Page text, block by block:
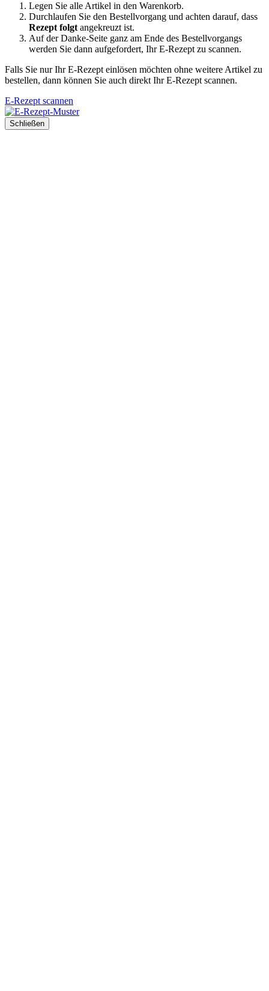
Legen Sie alle Artikel in den Warenkorb.
Durchlaufen Sie den Bestellvorgang und achten darauf, dass
Rezept folgt angekreuzt ist.
Auf der Danke-Seite ganz am Ende des Bestellvorgangs
werden Sie dann aufgefordert, Ihr E-Rezept zu scannen.
Falls Sie nur Ihr E-Rezept einlösen möchten ohne weitere Artikel zu
bestellen, dann können Sie auch direkt Ihr E-Rezept scannen.
E-Rezept scannen
Schließen